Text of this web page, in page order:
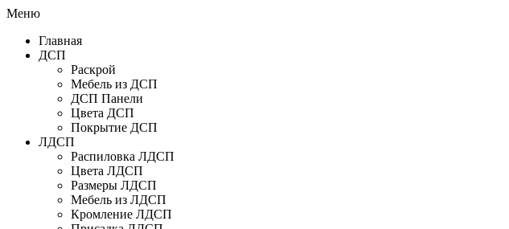
Меню
Главная
ДСП
Раскрой
Мебель из ДСП
ДСП Панели
Цвета ДСП
Покрытие ДСП
ЛДСП
Распиловка ЛДСП
Цвета ЛДСП
Размеры ЛДСП
Мебель из ЛДСП
Кромление ЛДСП